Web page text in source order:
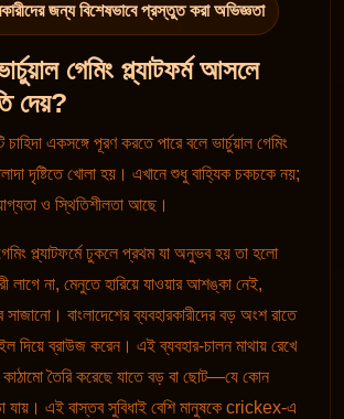
জন্য বিশেষভাবে প্রস্তুত করা অভিজ্ঞতা
গেমিং প্ল্যাটফর্ম আসলে
দেয়?
একসঙ্গে পূরণ করতে পারে বলে ভার্চুয়াল গেমিং
দৃষ্টিতে খোলা হয়। এখানে শুধু বাহ্যিক চকচকে নয়;
ও স্থিতিশীলতা আছে।
প্ল্যাটফর্মে ঢুকলে প্রথম যা অনুভব হয় তা হলো
লাগে না, মেনুতে হারিয়ে যাওয়ার আশঙ্কা নেই,
সাজানো। বাংলাদেশের ব্যবহারকারীদের বড় অংশ রাতে
দিয়ে ব্রাউজ করেন। এই ব্যবহার-চালন মাথায় রেখে
তৈরি করেছে যাতে বড় বা ছোট—যে কোন
যায়। এই বাস্তব সুবিধাই বেশি মানুষকে crickex-এ